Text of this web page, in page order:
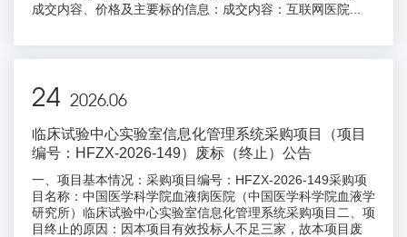
成交内容、价格及主要标的信息：成交内容：互联网医院...
24 2026.06
临床试验中心实验室信息化管理系统采购项目（项目
编号：HFZX-2026-149）废标（终止）公告
一、项目基本情况：采购项目编号：HFZX-2026-149采购项
目名称：中国医学科学院血液病医院（中国医学科学院血液学
研究所）临床试验中心实验室信息化管理系统采购项目二、项
目终止的原因：因本项目有效投标人不足三家，故本项目废